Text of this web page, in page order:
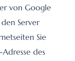
von Google
Server
Sie
des